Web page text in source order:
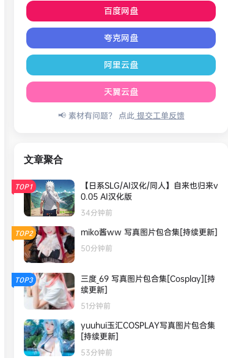
百度网盘
夸克网盘
阿里云盘
天翼云盘
📢 素材有问题？ 点此提交工单反馈
文章聚合
TOP1
【日系SLG/AI汉化/同人】自来也归来v
0.05 AI汉化版
34分钟前
TOP2 miko酱ww 写真图片包合集[持续更新]
50分钟前
TOP3
三度_69 写真图片包合集[Cosplay][持
续更新]
51分钟前
yuuhui玉汇COSPLAY写真图片包合集
[持续更新]
53分钟前